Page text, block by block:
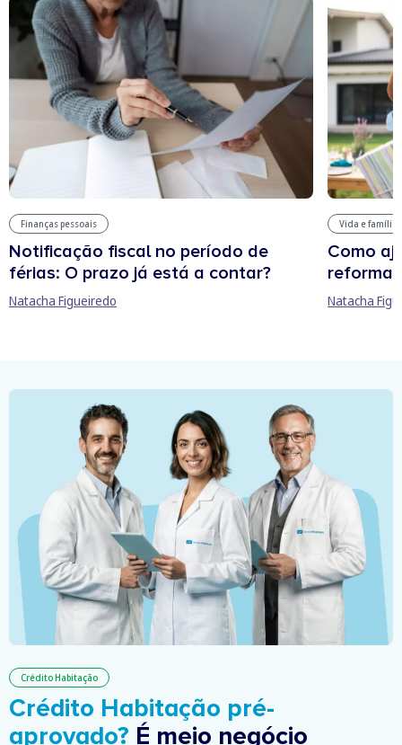
Finanças pessoais
Notificação fiscal no período de
férias: O prazo já está a contar?
Natacha Figueiredo
Vida e família
Como
reforma
Natacha
Crédito Habitação
Crédito Habitação pré-
aprovado? É meio negócio